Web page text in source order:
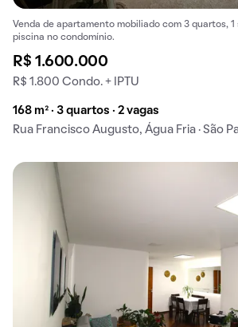
Venda de apartamento mobiliado com 3 quartos,
piscina no condomínio.
R$ 1.600.000
R$ 1.800 Condo. + IPTU
168 m² · 3 quartos · 2 vagas
Rua Francisco Augusto, Água Fria · São